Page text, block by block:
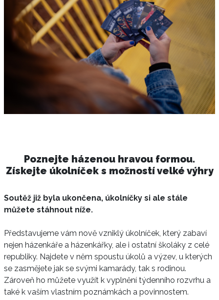
Poznejte házenou hravou formou.
Získejte úkolníček s možností velké výhry
Soutěž již byla ukončena, úkolníčky si ale stále
můžete stáhnout níže.
Představujeme vám nově vzniklý úkolníček, který zabaví
nejen házenkáře a házenkářky, ale i ostatní školáky z celé
republiky. Najdete v něm spoustu úkolů a výzev, u kterých
se zasmějete jak se svými kamarády, tak s rodinou.
Zároveň ho můžete využít k vyplnění týdenního rozvrhu a
také k vaším vlastním poznámkách a povinnostem.